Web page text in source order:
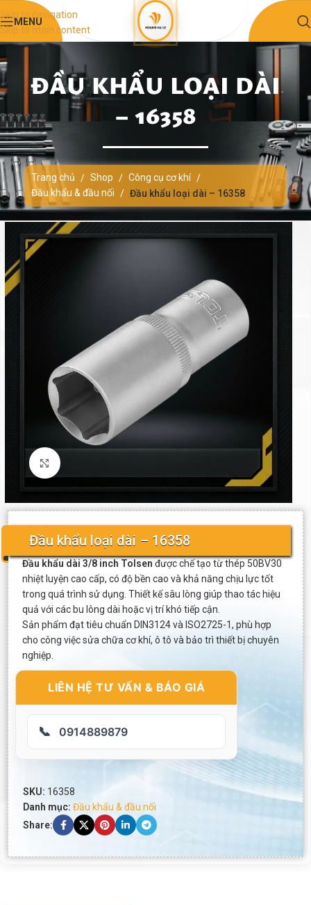
Skip to navigation
Skip to main content
MENU
ĐẦU KHẨU LOẠI DÀI
– 16358
Trang chủ / Shop / Công cụ cơ khí /
Đầu khẩu & đầu nối / Đầu khẩu loại dài – 16358
Click to enlarge
Đầu khẩu loại dài – 16358
Đầu khẩu dài 3/8 inch Tolsen được chế tạo từ thép 50BV30
nhiệt luyện cao cấp, có độ bền cao và khả năng chịu lực tốt
trong quá trình sử dụng. Thiết kế sâu lòng giúp thao tác hiệu
quả với các bu lông dài hoặc vị trí khó tiếp cận.
Sản phẩm đạt tiêu chuẩn DIN3124 và ISO2725-1, phù hợp
cho công việc sửa chữa cơ khí, ô tô và bảo trì thiết bị chuyên
nghiệp.
LIÊN HỆ TƯ VẤN & BÁO GIÁ
📞 0914889879
SKU: 16358
Danh mục: Đầu khẩu & đầu nối
Share: